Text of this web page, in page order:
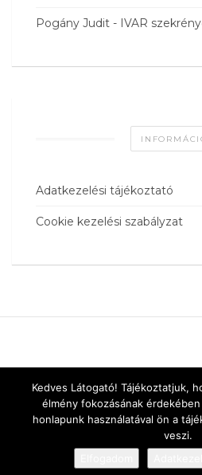
Pogány Judit - IVAR
Adatkezelési tájékoztató
Cookie kezelési szabályzat
Kedves Látogató! Tájékoztatjuk,
élmény fokozásának
honlapunk használatával ön a
veszi.